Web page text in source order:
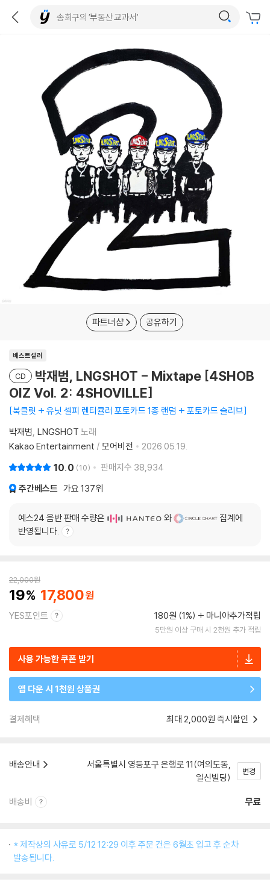
파트너샵 공유하기
베스트셀러
CD
박재범, LNGSHOT - Mixtape [4SHOB
OIZ Vol. 2: 4SHOVILLE]
북클릿 + 유닛 셀피 렌티큘러 포토카드 1종 랜덤 + 포토카드 슬리브
박재범 LNGSHOT 노래
Kakao Entertainment / 모어비전 2026.05.19.
10.0 10 판매지수 38,934
주간베스트 가요 137위
예스24 음반 판매 수량은 와
집계에
반영됩니다.
22,000원
19 17,800
YES포인트 180원 (1%) 마니아추가적립
5만원 이상 구매 시 2천원 추가 적립
사용 가능한 쿠폰 받기
앱 다운 시 1천원 상품권
결제혜택 최대 2,000원 즉시할인
배송안내
서울특별시 영등포구 은행로 11(여의도동,
일신빌딩)
변경
배송비 무료
* 제작상의 사유로 5/12 12:29 이후 주문 건은 6월초 입고 후 순차
발송됩니다.